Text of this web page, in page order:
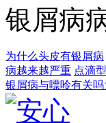
银屑病
为什么头皮有银屑病
病越来越严重 点滴
银屑病与嘌呤有关吗